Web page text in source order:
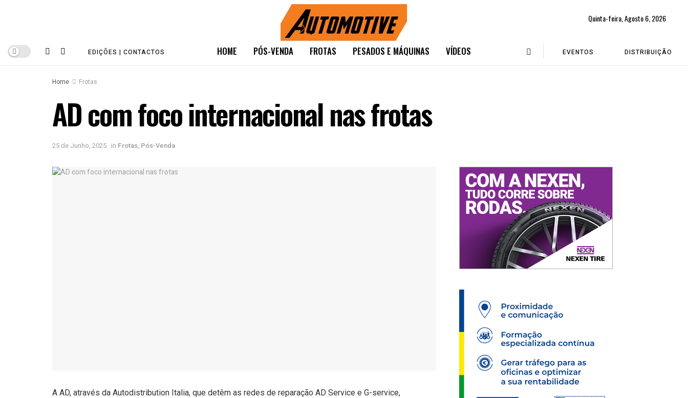
Quinta-feira, Agosto 6, 2026
EDIÇÕES | CONTACTOS HOME PÓS-VENDA FROTAS PESADOS E MÁQUINAS VÍDEOS EVENTOS DISTRIBUIÇÃO
Home Frotas
AD com foco internacional nas frotas
25 de Junho, 2025 in Frotas, Pós-Venda
A AD, através da Autodistribution Italia, que detêm as redes de reparação AD Service e G-service,